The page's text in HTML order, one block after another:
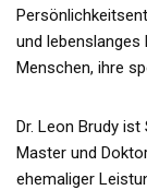
und
Menschen, ihre
Dr. Leon Brudy
Master und
ehemaliger